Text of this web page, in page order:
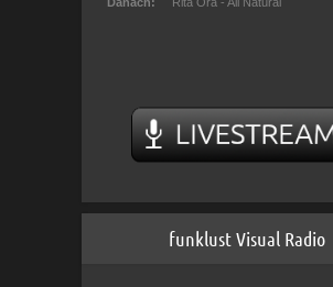
funklust Visual Radio